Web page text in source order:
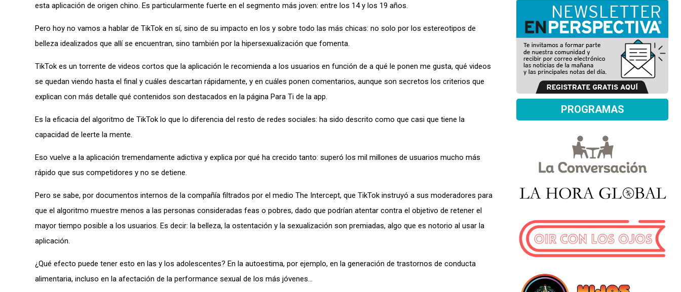
esta aplicación de origen chino. Es particularmente fuerte en el segmento más joven: entre los 14 y los 19 años.
Pero hoy no vamos a hablar de TikTok en sí, sino de su impacto en los y sobre todo las más chicas: no solo por los estereotipos de
belleza idealizados que allí se encuentran, sino también por la hipersexualización que fomenta.
TikTok es un torrente de videos cortos que la aplicación le recomienda a los usuarios en función de a qué le ponen me gusta, qué videos
se quedan viendo hasta el final y cuáles descartan rápidamente, y en cuáles ponen comentarios, aunque son secretos los criterios que
explican con más detalle qué contenidos son destacados en la página Para Ti de la app.
Es la eficacia del algoritmo de TikTok lo que lo diferencia del resto de redes sociales: ha sido descrito como que casi que tiene la
capacidad de leerte la mente.
Eso vuelve a la aplicación tremendamente adictiva y explica por qué ha crecido tanto: superó los mil millones de usuarios mucho más
rápido que sus competidores y no se detiene.
Pero se sabe, por documentos internos de la compañía filtrados por el medio The Intercept, que TikTok instruyó a sus moderadores para
que el algoritmo muestre menos a las personas consideradas feas o pobres, dado que podrían atentar contra el objetivo de retener el
mayor tiempo posible a los usuarios. Es decir: la belleza, la ostentación y la sexualización son premiadas, algo que es notorio al usar la
aplicación.
¿Qué efecto puede tener esto en las y los adolescentes? En la autoestima, por ejemplo, en la generación de trastornos de conducta
alimentaria, incluso en la afectación de la performance sexual de los más jóvenes…
PROGRAMAS